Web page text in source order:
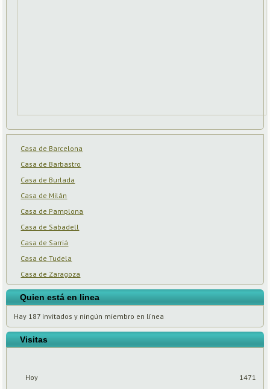
Casa de Barcelona
Casa de Barbastro
Casa de Burlada
Casa de Milán
Casa de Pamplona
Casa de Sabadell
Casa de Sarriá
Casa de Tudela
Casa de Zaragoza
Quien está en linea
Hay 187 invitados y ningún miembro en línea
Visitas
Hoy
1471